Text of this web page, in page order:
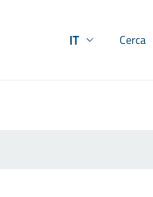
IT Cerca